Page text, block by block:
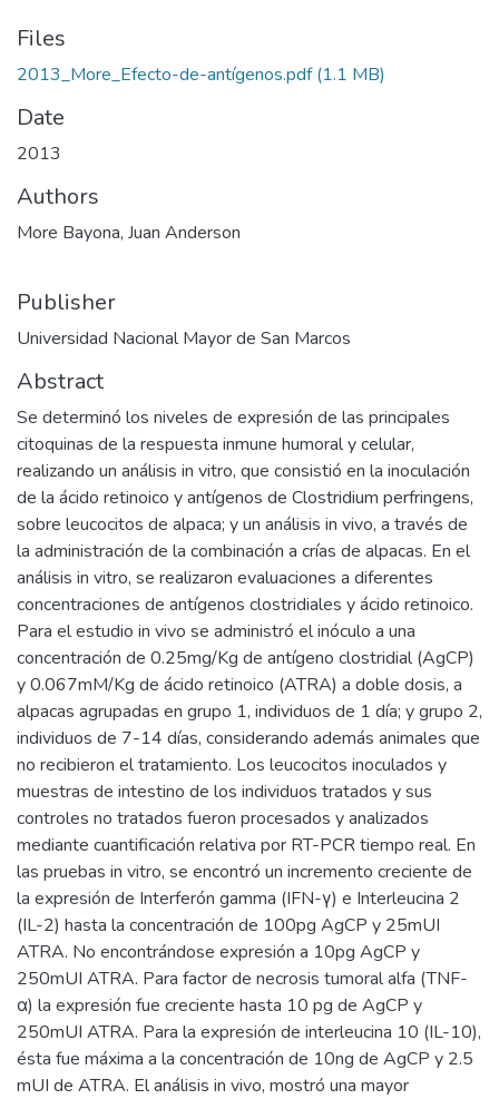
Files
2013_More_Efecto-de-antígenos.pdf (1.1 MB)
Date
2013
Authors
More Bayona, Juan Anderson
Publisher
Universidad Nacional Mayor de San Marcos
Abstract
Se determinó los niveles de expresión de las principales
citoquinas de la respuesta inmune humoral y celular,
realizando un análisis in vitro, que consistió en la inoculación
de la ácido retinoico y antígenos de Clostridium perfringens,
sobre leucocitos de alpaca; y un análisis in vivo, a través de
la administración de la combinación a crías de alpacas. En el
análisis in vitro, se realizaron evaluaciones a diferentes
concentraciones de antígenos clostridiales y ácido retinoico.
Para el estudio in vivo se administró el inóculo a una
concentración de 0.25mg/Kg de antígeno clostridial (AgCP)
y 0.067mM/Kg de ácido retinoico (ATRA) a doble dosis, a
alpacas agrupadas en grupo 1, individuos de 1 día; y grupo 2,
individuos de 7-14 días, considerando además animales que
no recibieron el tratamiento. Los leucocitos inoculados y
muestras de intestino de los individuos tratados y sus
controles no tratados fueron procesados y analizados
mediante cuantificación relativa por RT-PCR tiempo real. En
las pruebas in vitro, se encontró un incremento creciente de
la expresión de Interferón gamma (IFN-γ) e Interleucina 2
(IL-2) hasta la concentración de 100pg AgCP y 25mUI
ATRA. No encontrándose expresión a 10pg AgCP y
250mUI ATRA. Para factor de necrosis tumoral alfa (TNF-
α) la expresión fue creciente hasta 10 pg de AgCP y
250mUI ATRA. Para la expresión de interleucina 10 (IL-10),
ésta fue máxima a la concentración de 10ng de AgCP y 2.5
mUI de ATRA. El análisis in vivo, mostró una mayor